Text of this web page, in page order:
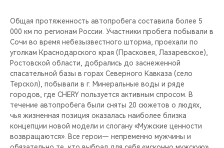
Общая протяженность автопробега составила более 5
000 км по регионам России. Участники пробега побывали в
Сочи во время небезызвестного шторма, проехали по
уголкам Краснодарского края (Прасковея, Лазаревское),
Ростовской области, добрались до заснеженной
спасательной базы в горах Северного Кавказа (село
Терскол), побывали в г. Минеральные воды и ряде
городов, где CHERY пользуется активным спросом. В
течение автопробега были сняты 20 сюжетов о людях,
чья жизненная позиция оказалась наиболее близка
концепции новой модели и слогану «Мужские ценности
возвращаются». Все герои— непременно мужчины и